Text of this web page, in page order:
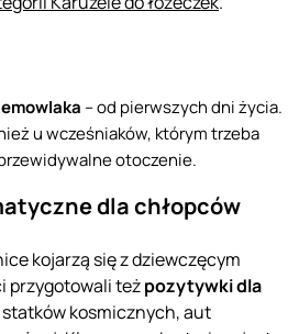
– od pierwszych dni życia.
u wcześniaków, którym trzeba
otoczenie.
dla chłopców
kojarzą się z dziewczęcym
przygotowali teżpozytywki dla
statków kosmicznych, aut